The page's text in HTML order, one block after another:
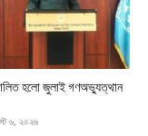
হলো জুলাই গণঅভ্যুত্থান
৬, ২০২৬